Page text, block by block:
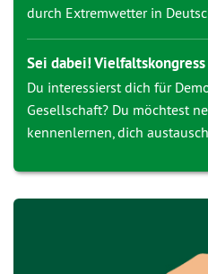
durch Extremwetter in
Sei dabei!
Du interessierst dich für
Gesellschaft? Du möchtest
kennenlernen, dich